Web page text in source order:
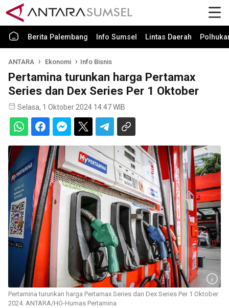
Berita Palembang Info Sumsel Lintas Daerah
ANTARA Ekonomi Info Bisnis
Pertamina turunkan harga Pertamax
Series dan Dex Series Per 1 Oktober
Selasa, 1 Oktober 2024 14:47 WIB
Pertamina turunkan harga Pertamax Series dan Dex Series Per 1 Oktober
2024. ANTARA/HO-Humas Pertamina